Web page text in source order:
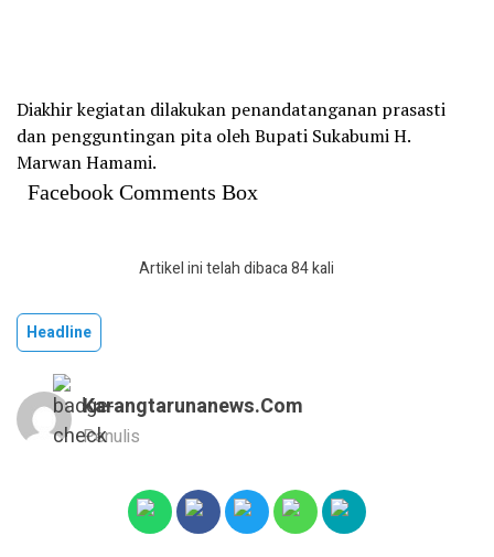
Diakhir kegiatan dilakukan penandatanganan prasasti
dan pengguntingan pita oleh Bupati Sukabumi H.
Marwan Hamami.
Facebook Comments Box
Artikel ini telah dibaca 84 kali
Headline
Karangtarunanews.com
Penulis